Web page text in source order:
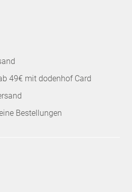
49€ mit dodenhof Card
Bestellungen